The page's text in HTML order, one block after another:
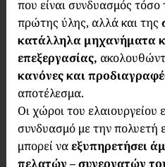
που είναι συνδυασμός τόσο
πρώτης ύλης, αλλά και της
κατάλληλα μηχανήματα
επεξεργασίας,
κανόνες και
αποτέλεσμα.
Οι χώροι του ελαιουργείου
συνδυασμό με την πολυετή
μπορεί ναεξυπηρετήσει
πελατών – συνεργατών